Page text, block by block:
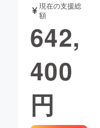
ゲーム・サ
書籍・雑誌
チャレンジ
CAMPFIRE Creation
現在の支援総
額
642,
400
円